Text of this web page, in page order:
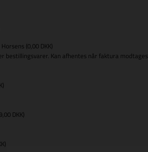
(0,00 DKK)
bestillingsvarer. Kan afhentes når faktura modtages
DKK)